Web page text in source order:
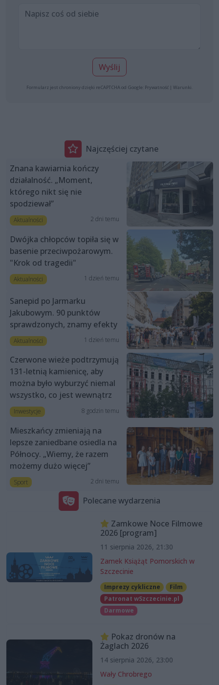
Wyślij
Formularz jest chroniony dzięki reCAPTCHA od Google: Prywatność | Warunki
Najczęściej czytane
Znana kawiarnia kończy
działalność. „Moment,
którego nikt się nie
spodziewał”
Aktualności 2 dni temu
Dwójka chłopców topiła się w
basenie przeciwpożarowym.
"Krok od tragedii"
Aktualności 1 dzień temu
Sanepid po Jarmarku
Jakubowym. 90 punktów
sprawdzonych, znamy efekty
Aktualności 1 dzień temu
Czerwone wieże podtrzymują
131-letnią kamienicę, aby
można było wyburzyć niemal
wszystko, co jest wewnątrz
Inwestycje 8 godzin temu
Mieszkańcy zmieniają na
lepsze zaniedbane osiedla na
Północy. „Wiemy, że razem
możemy dużo więcej”
Sport 2 dni temu
Polecane wydarzenia
Zamkowe Noce Filmowe
2026 [program]
11 sierpnia 2026, 21:30
Zamek Książąt Pomorskich w
Szczecinie
Imprezy cykliczne
Film
Patronat wSzczecinie.pl
Darmowe
Pokaz dronów na
Żaglach 2026
14 sierpnia 2026, 23:00
Wały Chrobrego